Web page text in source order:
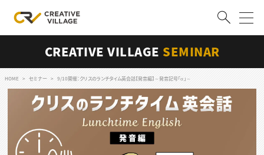
ログイン 会員登録
クリエイター求人を探す
CREATIVE VILLAGE SEMINAR
HOME セミナー 9/10開催：クリスのランチタイム英会話【発音編】～発音記号「ɑː」～